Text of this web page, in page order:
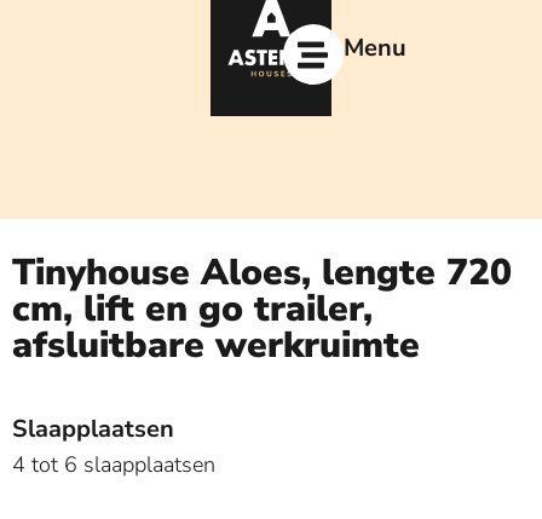
Menu
Tinyhouse Aloes, lengte 720
cm, lift en go trailer,
afsluitbare werkruimte
Slaapplaatsen
4 tot 6 slaapplaatsen